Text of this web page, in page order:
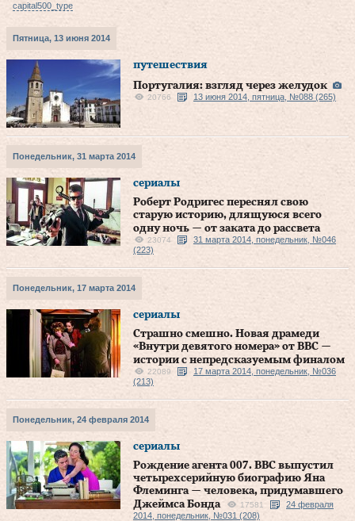
capital500_type
Пятница, 13 июня 2014
путешествия
Португалия: взгляд через желудок
20766 13 июня 2014, пятница, №088 (265)
Понедельник, 31 марта 2014
сериалы
Роберт Родригес переснял свою
старую историю, длящуюся всего
одну ночь — от заката до рассвета
23074
31 марта 2014, понедельник, №046
(223)
Понедельник, 17 марта 2014
сериалы
Страшно смешно. Новая драмеди
«Внутри девятого номера» от ВВС —
истории с непредсказуемым финалом
22089
17 марта 2014, понедельник, №036
(213)
Понедельник, 24 февраля 2014
сериалы
Рождение агента 007. BBC выпустил
четырехсерийную биографию Яна
Флеминга — человека, придумавшего
Джеймса Бонда
17581
24 февраля
2014, понедельник, №031 (208)